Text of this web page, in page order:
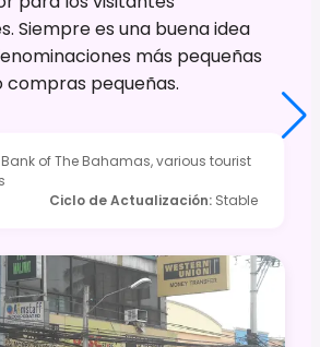
Siempre es una buena idea
más pequeñas
pequeñas.
of The Bahamas, various tourist
Ciclo de Actualización: Stable